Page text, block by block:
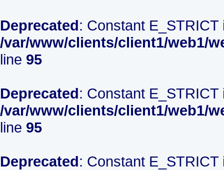
Deprecated: Constant
/var/www/clients/client1/web1/
line 95
Deprecated: Constant
/var/www/clients/client1/web1/
line 95
Deprecated: Constant